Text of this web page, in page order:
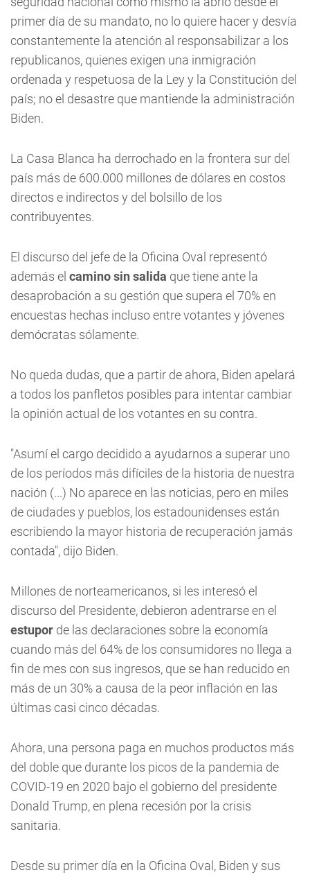
primer día de su mandato, no lo quiere hacer y desvía
constantemente la atención al responsabilizar a los
republicanos, quienes exigen una inmigración
ordenada y respetuosa de la Ley y la Constitución del
país; no el desastre que mantiende la administración
Biden.
La Casa Blanca ha derrochado en la frontera sur del
país más de 600.000 millones de dólares en costos
directos e indirectos y del bolsillo de los
contribuyentes.
El discurso del jefe de la Oficina Oval representó
además el camino sin salida que tiene ante la
desaprobación a su gestión que supera el 70% en
encuestas hechas incluso entre votantes y jóvenes
demócratas sólamente.
No queda dudas, que a partir de ahora, Biden apelará
a todos los panfletos posibles para intentar cambiar
la opinión actual de los votantes en su contra.
"Asumí el cargo decidido a ayudarnos a superar uno
de los períodos más difíciles de la historia de nuestra
nación (...) No aparece en las noticias, pero en miles
de ciudades y pueblos, los estadounidenses están
escribiendo la mayor historia de recuperación jamás
contada", dijo Biden.
Millones de norteamericanos, si les interesó el
discurso del Presidente, debieron adentrarse en el
estupor de las declaraciones sobre la economía
cuando más del 64% de los consumidores no llega a
fin de mes con sus ingresos, que se han reducido en
más de un 30% a causa de la peor inflación en las
últimas casi cinco décadas.
Ahora, una persona paga en muchos productos más
del doble que durante los picos de la pandemia de
COVID-19 en 2020 bajo el gobierno del presidente
Donald Trump, en plena recesión por la crisis
sanitaria.
Desde su primer día en la Oficina Oval, Biden y sus